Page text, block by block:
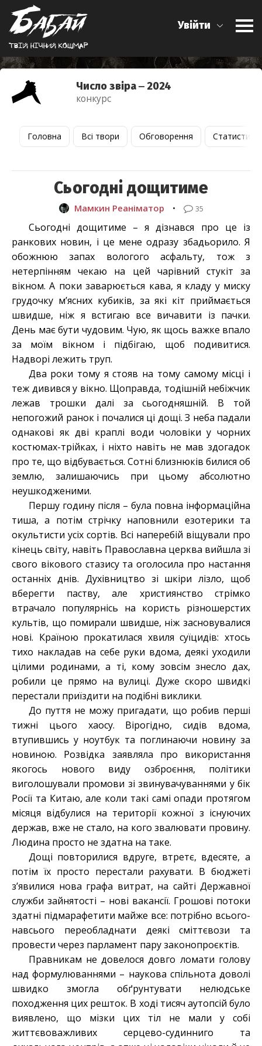
Твiй нiчний кошмар
Увійти
Число звіра ‒ 2024
конкурс
Головна Всі твори Обговорення Статистика
Сьогодні дощитиме
Мамкин Реаніматор • 35
Сьогодні дощитиме – я дізнався про це із
ранкових новин, і це мене одразу збадьорило. Я
обожнюю запах вологого асфальту, тож з
нетерпінням чекаю на цей чарівний стукіт за
вікном. А поки заварюється кава, я кладу у миску
грудочку м’ясних кубиків, за які кіт приймається
швидше, ніж я встигаю все вичавити із пачки.
День має бути чудовим. Чую, як щось важке впало
за моїм вікном і підбігаю, щоб подивитися.
Надворі лежить труп.
Два роки тому я стояв на тому самому місці і
теж дивився у вікно. Щоправда, тодішній небіжчик
лежав трошки далі за сьогодняшній. В той
непогожий ранок і почалися ці дощі. З неба падали
однакові як дві краплі води чоловіки у чорних
костюмах-трійках, і ніхто навіть не мав здогадок
про те, що відбувається. Сотні близнюків билися об
землю, залишаючись при цьому абсолютно
неушкодженими.
Першу годину після – була повна інформаційна
тиша, а потім стрічку наповнили езотерики та
окультисти усіх сортів. Всі наперебій віщували про
кінець світу, навіть Православна церква вийшла зі
свого вікового стазису та оголосила про настання
останніх днів. Духівництво зі шкіри лізло, щоб
вберегти паству, але християнство стрімко
втрачало популярнісь на користь різношерстих
культів, що помирали швидше, ніж засновувалися
нові. Країною прокатилася хвиля суїцидів: хтось
тихо накладав на себе руки вдома, деякі уходили
цілими родинами, а ті, кому зовсім знесло дах,
робили це прямо на вулиці. Дуже скоро швидкі
перестали приїздити на подібні виклики.
До пуття не можу пригадати, що робив перші
тижні цього хаосу. Вірогідно, сидів вдома,
втупившись у ноутбук та поглинаючи новину за
новиною. Розвідка заявляла про використання
якогось нового виду озброєння, політики
виголошували промови зі звинувачуваннями у бік
Росії та Китаю, але коли такі самі опади протягом
місяця відбулися на території кожної з існуючих
держав, вже не стало, на кого звалювати провину.
Людина просто не здатна на таке.
Дощі повторилися вдруге, втретє, вдесяте, а
потім їх просто перестали рахувати. В бюджеті
з’явилися нова графа витрат, на сайті Державної
служби зайнятості – нові вакансії. Грошові потоки
здатні підмарафетити майже все: потрібно всього-
навсього переобладнати деякі сміттєвози та
провести через парламент пару законопроєктів.
Правникам не довелося довго ломати голову
над формулюваннями – наукова спільнота доволі
швидко змогла обґрунтувати нелюдське
походження цих решток. В ході тисяч аутопсій було
виявлено, що мізки цих тіл не мали у собі
життєвоважливих серцево-судинниго та